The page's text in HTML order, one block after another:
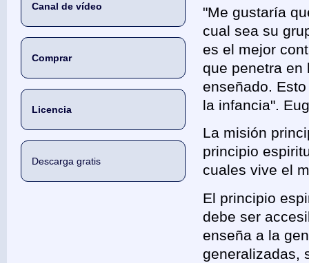
Canal de vídeo
Comprar
Licencia
Descarga gratis
"Me gustaría
cual sea su
es el mejor
que penetra en
enseñado.
la infancia".
La misión
principio
cuales vive el
El principio
debe ser
enseña a la
generalizadas,